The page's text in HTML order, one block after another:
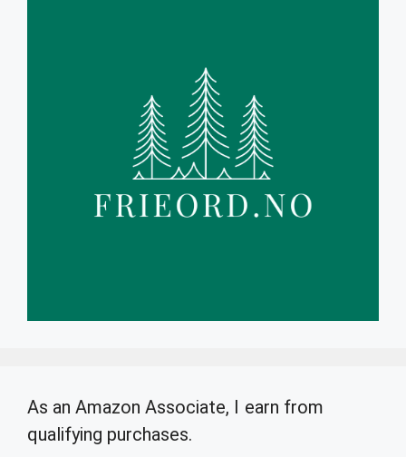
As an Amazon Associate, I earn from
qualifying purchases.